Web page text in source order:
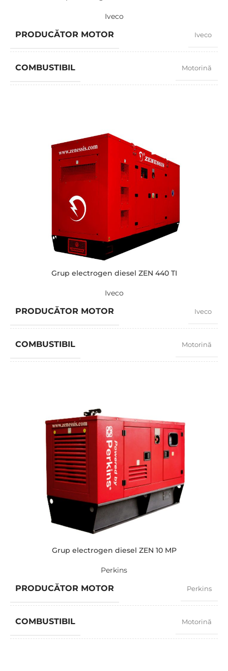
Iveco
PRODUCĂTOR MOTOR Iveco
COMBUSTIBIL Motorină
TENSIUNE STANDARD
PUTERE (KVA)
Grup electrogen diesel ZEN 440 TI
Iveco
PRODUCĂTOR MOTOR Iveco
COMBUSTIBIL Motorină
AMPERAJ
TENSIUNE STANDARD 400 / 230 V
PUTERE (KVA)
Grup electrogen diesel ZEN 10 MP
Perkins
PRODUCĂTOR MOTOR Perkins
COMBUSTIBIL Motorină